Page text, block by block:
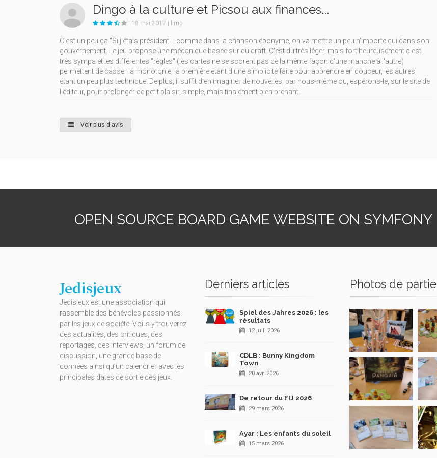
Dingo à la culture et Picsou aux finances...
| 18 mai 2017 | limp
C'est un peu ça "Si j'étais président" : comme dans la chanson éponyme, on va mettre un peu n'importe qui dans son
gouvernement. Le jeu propose une mécanique basée sur du draft. C'est du très léger, mais fort heureusement c'est
très sympa et les différentes "règles" (les cartes ne se scorent pas de la même façon d'une manche à l'autre)
permettent de casser la monotonie, la première étant d'une simplicité faite pour apprendre en douceur, les autres
étant un peu plus technique. De plus, il suffit d'en imaginer de nouvelles, par nous-même ou, espérons-le, sur le site de
l'éditeur, pour prolonger ce petit plaisir, simple, mais finalement bien prenant.
Voir plus d'avis
OPEN SOURCE BOARD GAME WEBSITE ON SYMFONY
Jedisjeux
Jedisjeux est une association qui
rassemble des bénévoles passionnés
par les jeux de société. Vous y trouverez
des actualités, des critiques, des
reportages, des interviews, un forum de
discussion, une grande base de
données ainsi qu’un calendrier avec les
principales dates de sortie des jeux.
Derniers articles
Spiel des Jahres 2026 : les
résultats
12 juil. 2026
CDLB : Bunny Kingdom
Town
20 avr. 2026
De retour du FIJ 2026
29 mars 2026
Ayar : Les enfants du soleil
15 mars 2026
Photos de partie